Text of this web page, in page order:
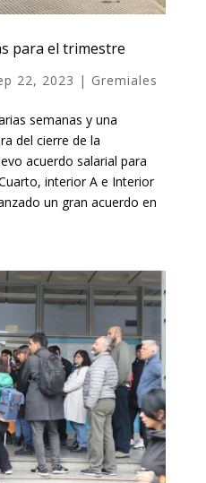
para el trimestre
22, 2023 | Gremiales
semanas y una
del cierre de la
acuerdo salarial para
interior A e Interior
un gran acuerdo en